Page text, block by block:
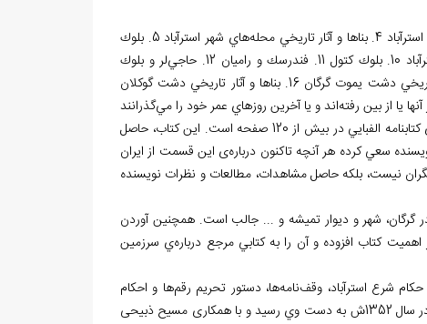
هاي شهر استرآباد 5. بلوك
لر و بلوك
آلان در دشت گرگان 15. بناها و آثار تاريخي دشت يموت گرگان 16. بناها و آثار تاريخي دشت گوكلان
يا از بين رفتهاند و يا آخرين روزهاي عمر خود را ميگذرانند
داراي كتابنامه الفبايي در بيش از 120 صفحه است. اين كتاب، حاصل
سعي كرده هر آنچه تاكنون دربارهی اين قسمت از ايران
نيست، بلكه حاصل مشاهدات، مطالعات و نظرات نويسنده
در گرگان، شهر و ديوار تميشه و ... جالب است. همچنين آوردن
اهميت كتاب افزوده و آن را به كتابي مرجع دربارهي سرزمين
شرع استرآباد، وقفنامهها، دستور تحريم رقمها و احكام
هايي از اسناد مختلف و فهرست آن‏ها در 600 صفحه است كه در سال 1352ش به دست وي رسید و با همکاری مسیح ذبیحی